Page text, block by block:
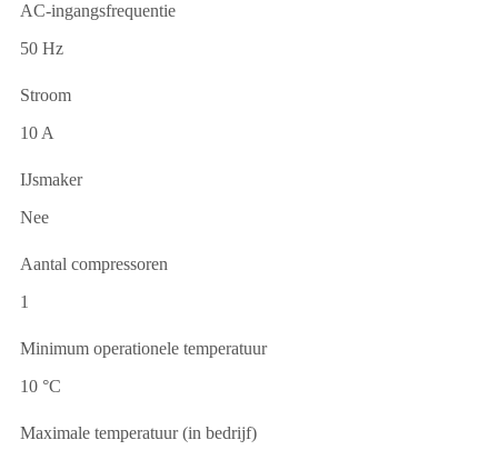
AC-ingangsfrequentie
50 Hz
Stroom
10 A
IJsmaker
Nee
Aantal compressoren
1
Minimum operationele temperatuur
10 °C
Maximale temperatuur (in bedrijf)